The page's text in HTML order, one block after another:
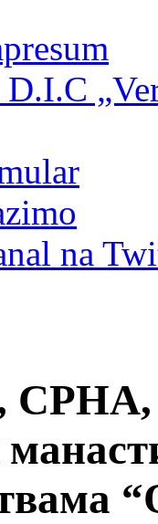
na
СРНА,